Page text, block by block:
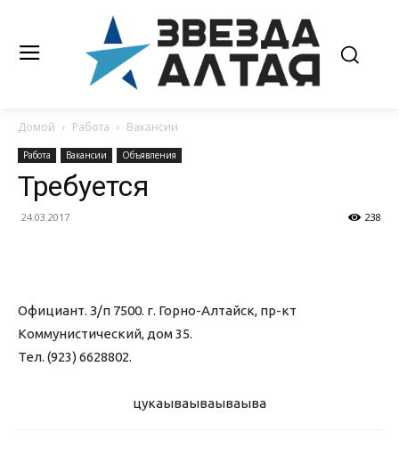
Домой Работа Вакансии
Работа Вакансии Объявления
Требуется
24.03.2017 238
Официант. З/п 7500. г. Горно-Алтайск, пр-кт
Коммунистический, дом 35.
Тел. (923) 6628802.
цукаываываываыва